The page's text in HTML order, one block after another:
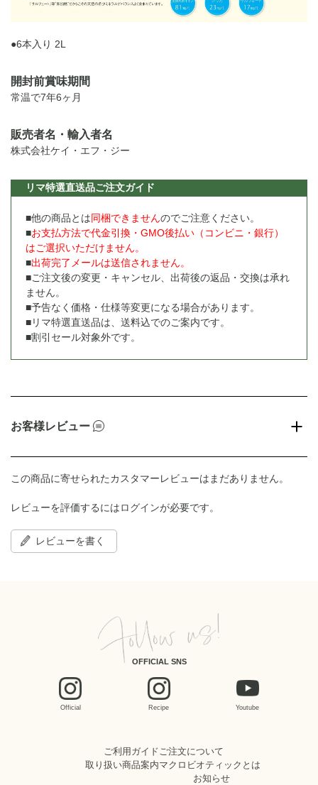
●6本入り 2L
開封前賞味期間
常温で7年6ヶ月
販売者名・輸入者名
株式会社ケイ・エフ・ジー
リマ特選直送品ご注文ガイド
■他の商品とは同梱できませんのでご注意ください。
■お支払方法で代金引換・GMO後払い（コンビニ・銀行）
はご選択いただけません。
■出荷完了メールは送信されません。
■ご注文後の変更・キャンセル、出荷後の返品・交換は承れ
ません。
■予告なく価格・仕様等変更になる場合があります。
■リマ特選直送品は、送料込でのご案内です。
■割引セール対象外です。
お客様レビュー
この商品に寄せられたカスタマーレビューはまだありません。
レビューを評価するにはログインが必要です。
レビューを書く
OFFICIAL SNS
Official Recipe Youtube
ご利用ガイド ご注文について
取り扱い商品案内マクロビオティックとは
お知らせ